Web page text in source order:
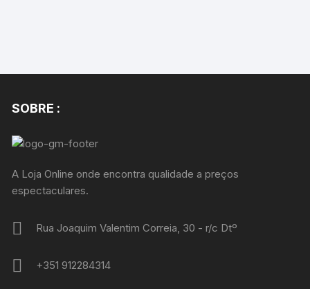
SOBRE :
A Loja Online onde encontra qualidade a preços
espectaculares.
Rua Joaquim Valentim Correia, 30 - r/c Dtº
+351 912284314